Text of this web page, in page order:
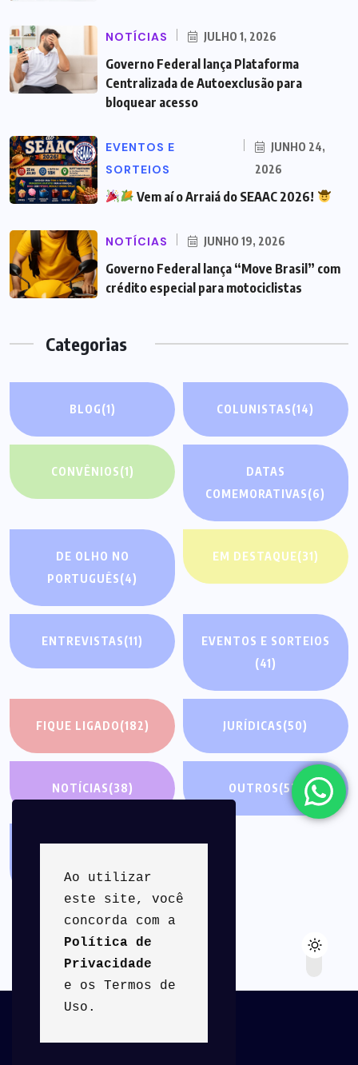
Ao utilizar
este site, você
concorda com a
Política de
Privacidade
e os Termos de
Uso.
NOTÍCIAS JULHO 1, 2026
Governo Federal lança Plataforma
Centralizada de Autoexclusão para
bloquear acesso
EVENTOS E
SORTEIOS
JUNHO 24,
2026
Vem aí o Arraiá do SEAAC 2026!
NOTÍCIAS JUNHO 19, 2026
Governo Federal lança “Move Brasil” com
crédito especial para motociclistas
Categorias
BLOG(1) COLUNISTAS(14)
CONVÊNIOS(1)
DATAS
COMEMORATIVAS(6)
DE OLHO NO
PORTUGUÊS(4)
EM DESTAQUE(31)
ENTREVISTAS(11)
EVENTOS E SORTEIOS
(41)
FIQUE LIGADO(182) JURÍDICAS(50)
NOTÍCIAS(38) OUTROS(52)
PRESIDENTE (26)